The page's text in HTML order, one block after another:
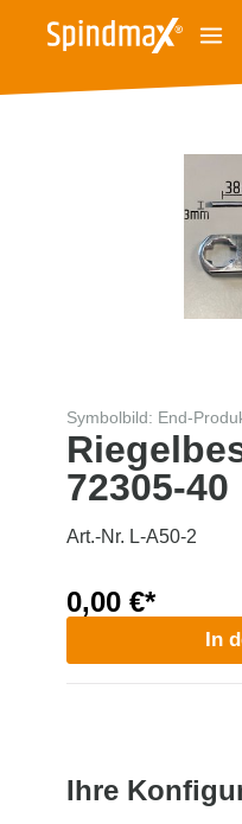
Symbolbild: End-
72305-40
Art.-Nr. L-A50-2
0,00 €*
In
Ihre